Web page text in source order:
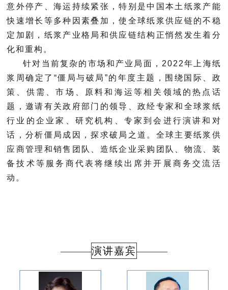
意外停产、海运持续紧张，特别是中国本土纸浆产能
快速增长等多种因素叠加，使全球纸浆供应链的不稳
定加剧，纸浆产业格局和供应链结构正悄然发生着分
化和重构。
针对当前复杂的市场和产业局面，2022年上海纸
浆周确定了“僵局与破局”的年度主题，围绕国际、政
策、供需、市场、原料和海运等相关领域的热点话
题，邀请有关政府部门的领导、政经专家和全球浆纸
行业的企业家、研究机构、专家到会进行演讲和对
话，分析僵局成因，探求破局之道。全球主要纸浆供
应商管理和销售团队、造纸企业采购团队、物流、装
备技术等服务商代表将继续出席并开展商务交流活
动。
演讲嘉宾